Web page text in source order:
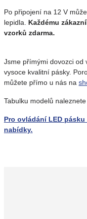
Po připojení na 12 V
lepidla. Každému
vzorků zdarma.
Jsme přímými dovozci od
vysoce kvalitní pásky.
můžete přímo u nás na
Tabulku modelů
Pro ovládání LED
nabídky.